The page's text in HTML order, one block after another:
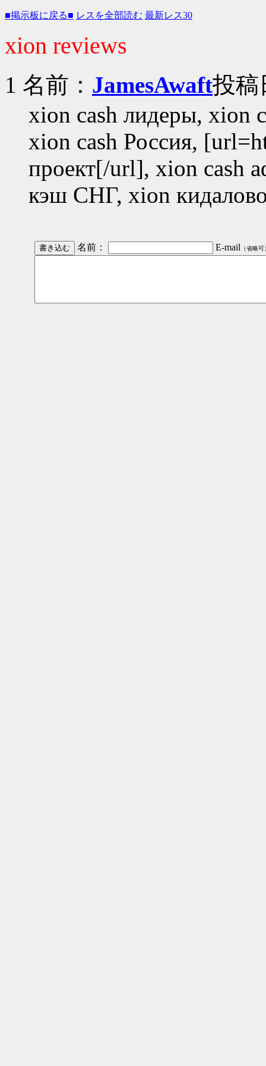
■掲示板に戻る■ レスを全部読む 最新レス30
xion reviews
1 名前： JamesAwaft投稿
xion cash лидеры, xion
xion cash Россия,
проект[/url], xion cash
кэш СНГ, xion
名前： E-mail （省略可